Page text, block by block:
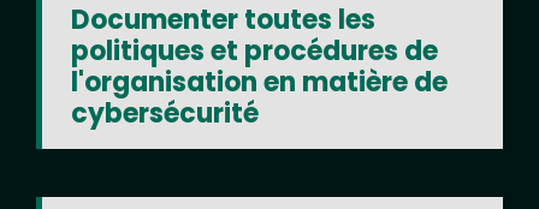
Documenter toutes les
politiques et procédures de
l'organisation en matière de
cybersécurité